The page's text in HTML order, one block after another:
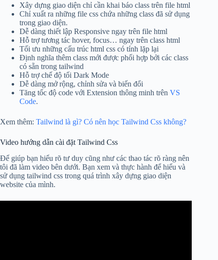
Xây dựng giao diện chỉ cần khai báo class trên file html
Chỉ xuất ra những file css chứa những class đã sử dụng
trong giao diện.
Dễ dàng thiết lập Responsive ngay trên file html
Hỗ trợ tương tác hover, focus… ngay trên class html
Tối ưu những cấu trúc html css có tính lặp lại
Định nghĩa thêm class mới được phối hợp bởi các class
có sẵn trong tailwind
Hỗ trợ chế độ tối Dark Mode
Dễ dàng mở rộng, chỉnh sửa và biến đổi
Tăng tốc độ code với Extension thông minh trên VS
Code.
Xem thêm: Tailwind là gì? Có nên học Tailwind Css không?
Video hướng dẫn cài đặt Tailwind Css
Để giúp bạn hiểu rõ tư duy cũng như các thao tác rõ ràng nên
tôi đã làm video bên dưới. Bạn xem và thực hành để hiểu và
sử dụng tailwind css trong quá trình xây dựng giao diện
website của mình.